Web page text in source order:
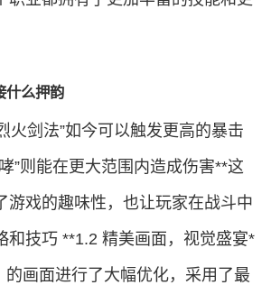
什么押韵
火剑法”如今可以触发更高的暴击
”则能在更大范围内造成伤害**这
游戏的趣味性，也让玩家在战斗中
和技巧 **1.2 精美画面，视觉盛宴*
的画面进行了大幅优化，采用了最